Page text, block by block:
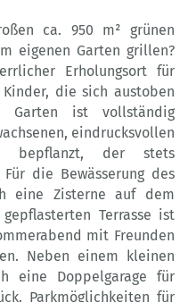
ca. 950 m² grünen
eigenen Garten grillen?
Erholungsort für
die sich austoben
Garten ist vollständig
eindrucksvollen
bepflanzt, der stets
die Bewässerung des
eine Zisterne auf dem
Terrasse ist
mit Freunden
Neben einem kleinen
eine Doppelgarage für
Parkmöglichkeiten für